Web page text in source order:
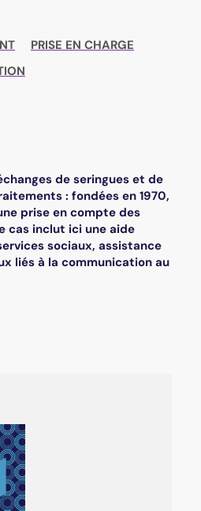
PRISE EN CHARGE
de seringues et de
: fondées en 1970,
prise en compte des
cas inclut ici une aide
sociaux, assistance
liés à la communication au